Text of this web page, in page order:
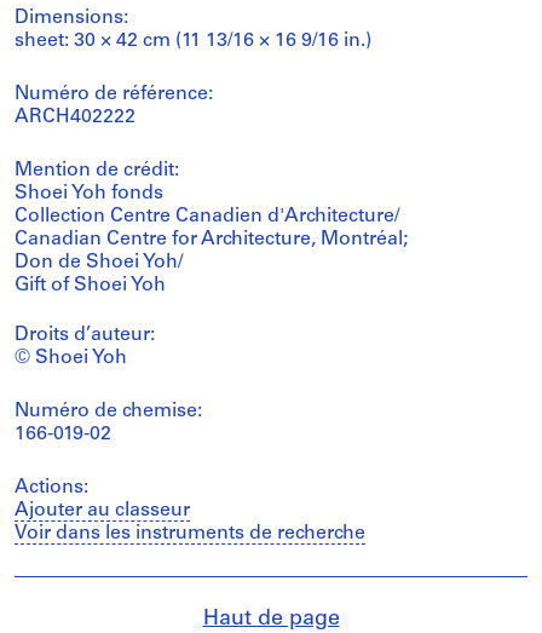
Dimensions:
sheet: 30 × 42 cm (11 13/16 × 16 9/16 in.)
Numéro de référence:
ARCH402222
Mention de crédit:
Shoei Yoh fonds
Collection Centre Canadien d'Architecture/
Canadian Centre for Architecture, Montréal;
Don de Shoei Yoh/
Gift of Shoei Yoh
Droits d’auteur:
© Shoei Yoh
Numéro de chemise:
166-019-02
Actions:
Ajouter au classeur
Voir dans les instruments de recherche
Haut de page